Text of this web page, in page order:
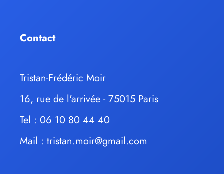
Contact
Tristan-Frédéric Moir
16, rue de l'arrivée - 75015 Paris
Tel : 06 10 80 44 40
Mail : tristan.moir@gmail.com